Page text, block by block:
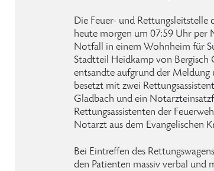
Die Feuer- und Rettungsleitstelle
heute morgen um 07:59 Uhr per
Notfall in einem Wohnheim für
Stadtteil Heidkamp von
entsandte aufgrund der Meldung
besetzt mit zwei
Gladbach und ein
Rettungsassistenten der
Notarzt aus dem Evangelischen
Bei Eintreffen des
den Patienten massiv verbal und